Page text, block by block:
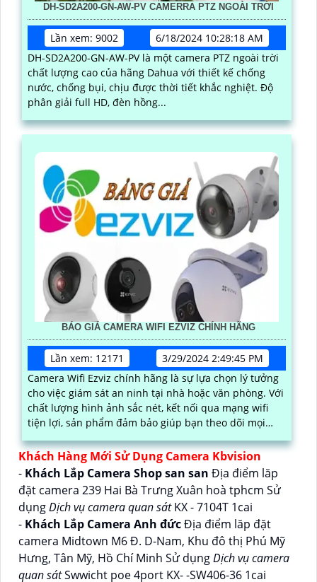
DH-SD2A200-GN-AW-PV CAMERRA PTZ NGOÀI TRỜI
Lần xem: 9002
6/18/2024 10:28:18 AM
DH-SD2A200-GN-AW-PV là một camera PTZ ngoài trời
chất lượng cao của hãng Dahua với thiết kế chống
nước, chống bụi, chịu được thời tiết khắc nghiệt. Độ
phân giải full HD, đèn hồng...
BÁO GIÁ CAMERA WIFI EZVIZ CHÍNH HÃNG
Lần xem: 12171
3/29/2024 2:49:45 PM
Camera Wifi Ezviz chính hãng là sự lựa chọn lý tưởng
cho việc giám sát an ninh tại nhà hoặc văn phòng. Với
chất lượng hình ảnh sắc nét, kết nối qua mạng wifi
tiện lợi, sản phẩm đảm bảo giúp bạn theo dõi mọi
Khách Hàng Mới Sử Dụng Camera Kbvision
- Khách Lắp Camera Shop san san Địa điểm lăp
đặt camera 239 Hai Bà Trưng Xuân hoà tphcm Sử
dụngDịch vụ camera quan sátKX - 7104T 1cai
- Khách Lắp Camera Anh đứcĐịa điểm lăp đặt
camera Midtown M6 Đ. D-Nam, Khu đô thị Phú Mỹ
Hưng, Tân Mỹ, Hồ Chí Minh Sử dụngDịch vụ camera
quan sátSwwicht poe 4port KX- -SW406-36 1cai